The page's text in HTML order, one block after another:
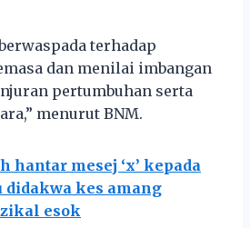
terhadap
dan menilai imbangan
pertumbuhan serta
menurut BNM.
hantar mesej ‘x’ kepada
didakwa kes amang
esok